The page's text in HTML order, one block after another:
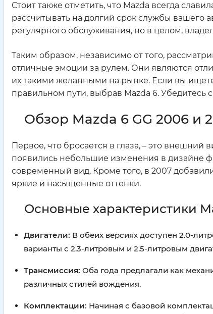
Стоит также отметить, что Mazda всегда
рассчитывать на долгий срок службы вашего
регулярного обслуживания, но в целом,
Таким образом, независимо от того,
отличные эмоции за рулем. Они являются
их такими желанными на рынке. Если вы
правильном пути, выбрав Mazda 6. Убедитесь
Обзор Mazda 6 GG 2006 и
Первое, что бросается в глаза, – это внешний
появились небольшие изменения в дизайне
современный вид. Кроме того, в 2007
яркие и насыщенные оттенки.
Основные характеристики
Двигатели: В обеих версиях доступен 2.0-
варианты с 2.3-литровым и 2.5-литровым
Трансмиссия: Оба года предлагали как
различных стилей вождения.
Комплектации: Начиная с базовой